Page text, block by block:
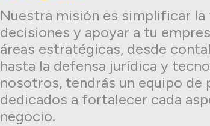
Nuestra misión es simplificar la
decisiones y apoyar a tu
áreas estratégicas, desde
hasta la defensa jurídica y
nosotros, tendrás un equipo de
dedicados a fortalecer cada
negocio.